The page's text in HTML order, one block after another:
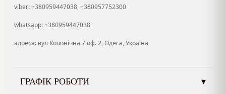
viber: +380959447038, +380957752300
whatsapp: +380959447038
адреса: вул Колонічна 7 оф. 2, Одеса, Україна
ГРАФІК РОБОТИ ▾